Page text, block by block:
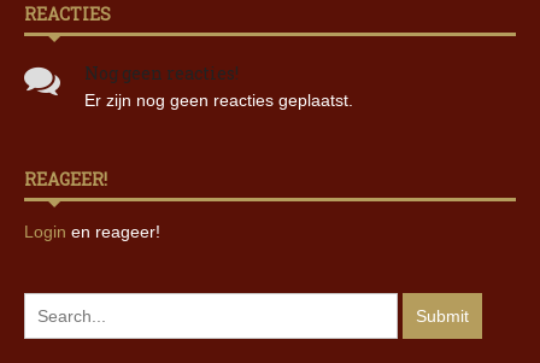
REACTIES
Nog geen reacties!
Er zijn nog geen reacties geplaatst.
REAGEER!
Login en reageer!